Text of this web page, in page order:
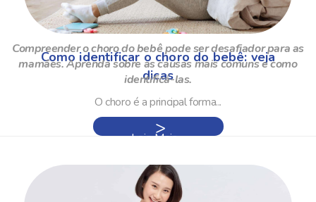
Como identificar o choro do bebê: veja
dicas
Compreender o choro do bebê pode ser desafiador para as
mamães. Aprenda sobre as causas mais comuns e como
identificá-las.
O choro é a principal forma...
Leia Mais »